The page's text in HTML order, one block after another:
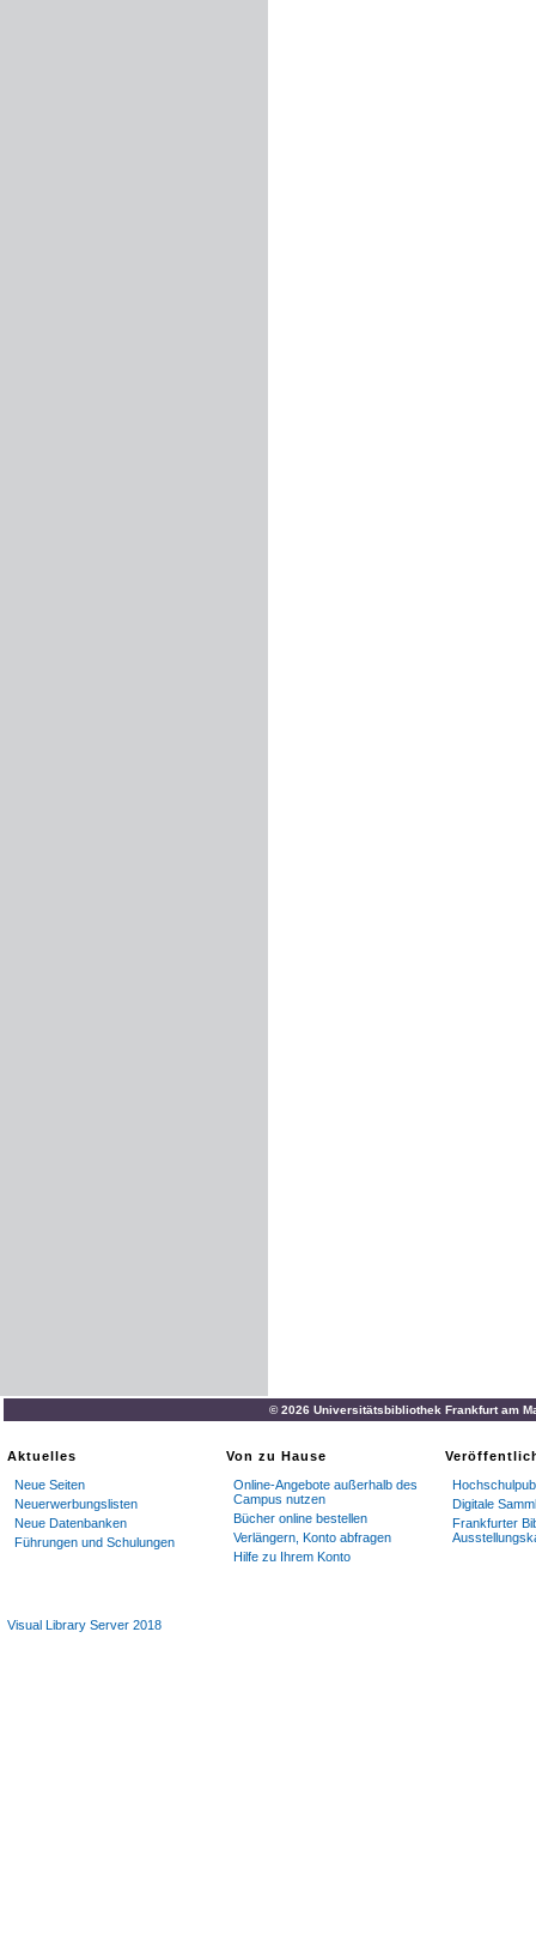
© 2026 Universitätsbibliothek Frankfurt am
Aktuelles
Neue Seiten
Neuerwerbungslisten
Neue Datenbanken
Führungen und Schulungen
Von zu Hause
Online-Angebote außerhalb des
Campus nutzen
Bücher online bestellen
Verlängern, Konto abfragen
Hilfe zu Ihrem Konto
Digitale
Frankfurter
Visual Library Server 2018